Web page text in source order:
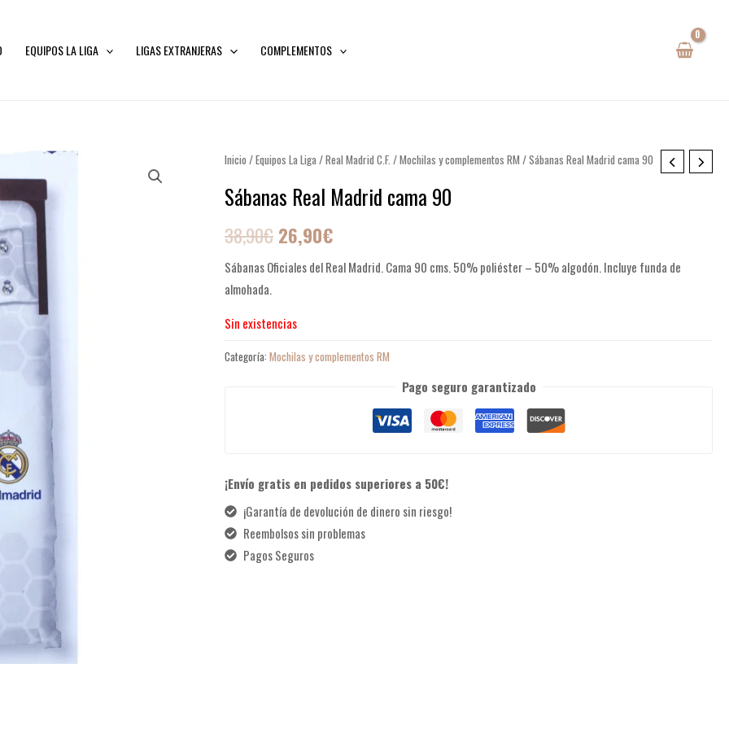
EQUIPOS LA LIGA LIGAS EXTRANJERAS COMPLEMENTOS
Inicio /Equipos La Liga/Real Madrid C.F. /Mochilas y complementos RM / Sábanas Real Madrid cama 90
Sábanas Real Madrid cama 90
38,90€
El
precio
original
era:
26,90€
El
precio
actual
es:
Sábanas Oficiales del Real Madrid. Cama 90 cms. 50% poliéster – 50% algodón. Incluye funda de
almohada.
Sin existencias
Categoría:Mochilas y complementos RM
Pago seguro garantizado
¡Envío gratis en pedidos superiores a 50€!
¡Garantía de devolución de dinero sin riesgo!
Reembolsos sin problemas
Pagos Seguros